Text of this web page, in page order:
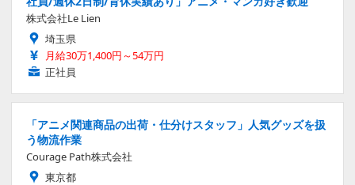
株式会社Le Lien
埼玉県
月給30万1,400円～54万円
正社員
「アニメ関連商品の出荷・仕分けスタッフ」人気グッズを扱
う物流作業
Courage Path株式会社
東京都